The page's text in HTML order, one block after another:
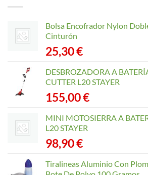
Bolsa Encofrador Nylon
Cinturón
25,30€
DESBROZADORA A
CUTTER L20 STAYER
155,00€
MINI MOTOSIERRA A
L20 STAYER
98,90€
Tiralineas Aluminio Con